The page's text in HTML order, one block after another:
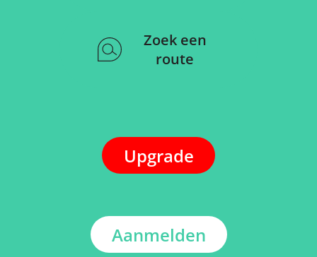
Zoek een
route
Upgrade
Aanmelden